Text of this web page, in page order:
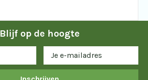
Blijf op de hoogte